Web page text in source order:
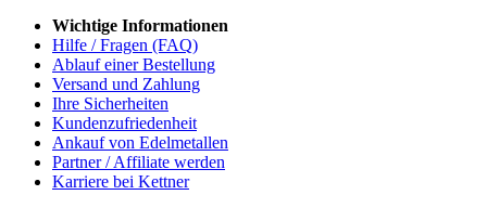
Wichtige Informationen
Hilfe / Fragen (FAQ)
Ablauf einer Bestellung
Versand und Zahlung
Ihre Sicherheiten
Kundenzufriedenheit
Ankauf von Edelmetallen
Partner / Affiliate werden
Karriere bei Kettner